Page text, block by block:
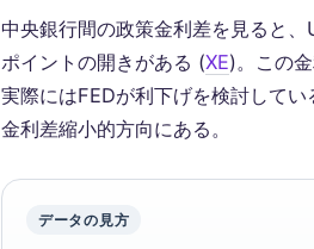
中央銀行間の政策金利差を見ると
ポイントの開きがある (XE)。この
実際にはFEDが利下げを検討してい
金利差縮小的方向にある。
データの見方